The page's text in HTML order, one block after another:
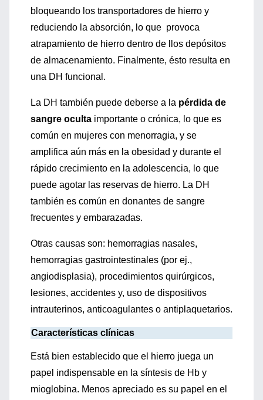
bloqueando los transportadores de hierro y
reduciendo la absorción, lo que provoca
atrapamiento de hierro dentro de llos depósitos
de almacenamiento. Finalmente, ésto resulta en
una DH funcional.
La DH también puede deberse a la pérdida de
sangre oculta importante o crónica, lo que es
común en mujeres con menorragia, y se
amplifica aún más en la obesidad y durante el
rápido crecimiento en la adolescencia, lo que
puede agotar las reservas de hierro. La DH
también es común en donantes de sangre
frecuentes y embarazadas.
Otras causas son: hemorragias nasales,
hemorragias gastrointestinales (por ej.,
angiodisplasia), procedimientos quirúrgicos,
lesiones, accidentes y, uso de dispositivos
intrauterinos, anticoagulantes o antiplaquetarios.
Características clínicas
Está bien establecido que el hierro juega un
papel indispensable en la síntesis de Hb y
mioglobina. Menos apreciado es su papel en el